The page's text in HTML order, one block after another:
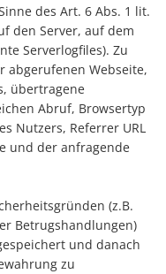
des Art. 6 Abs. 1 lit.
den Server, auf dem
Serverlogfiles). Zu
abgerufenen Webseite,
übertragene
Abruf, Browsertyp
Nutzers, Referrer URL
und der anfragende
(z.B.
Betrugshandlungen)
und danach
zu